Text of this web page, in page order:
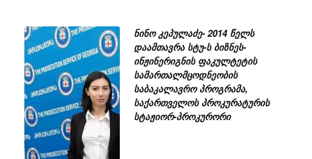
ნინოკეპულაძე- 2014 წელს
დაამთავრა სტუ-ს ბიზნეს-
ინჟინერიგნის ფაკულტეტის
სამართალმცოდნეობის
საბაკალავრო პროგრამა,
საქართველოს პროკურატურის
სტაჟიორ-პროკურორი